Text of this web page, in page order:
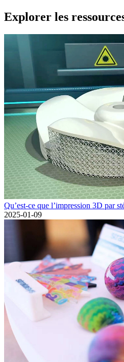
Explorer les
Qu’est-ce que l’impression 3D par
2025-01-09